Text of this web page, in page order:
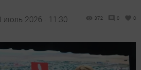
июль 2026 - 11:30 372 0 0